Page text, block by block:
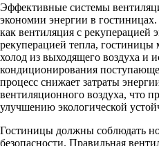
Эффективные системы
экономии энергии в
как вентиляция с рекуперацией
рекуперацией тепла, гостиницы
холод из выходящего воздуха и
кондиционирования
процесс снижает затраты
вентиляционного воздуха, что
улучшению экологической
Гостиницы должны соблюдать
безопасности. Правильная